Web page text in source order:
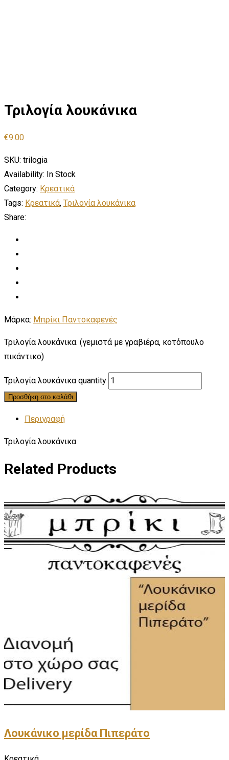
Τριλογία λουκάνικα
€9.00
SKU: trilogia
Availability: In Stock
Category: Κρεατικά
Tags: Κρεατικά, Τριλογία λουκάνικα
Share:
Μάρκα: Μπρίκι Παντοκαφενές
Τριλογία λουκάνικα. (γεμιστά με γραβιέρα, κοτόπουλο
πικάντικο)
Τριλογία λουκάνικα quantity
Προσθήκη στο καλάθι
Περιγραφή
Τριλογία λουκάνικα.
Related Products
Λουκάνικο μερίδα Πιπεράτο